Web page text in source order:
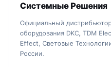
Системные Решения
Официальный
оборудования DKC, TDM
Effect, Световые
России.